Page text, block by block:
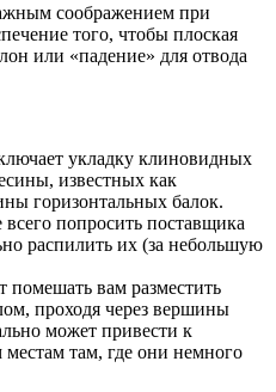
соображением при
того, чтобы плоская
или «падение» для отвода
укладку клиновидных
известных как
горизонтальных балок.
попросить поставщика
распилить их (за небольшую
вам разместить
проходя через вершины
может привести к
там, где они немного